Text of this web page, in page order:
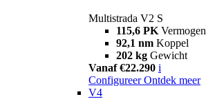
Multistrada V2 S
115,6 PK Vermogen
92,1 nm Koppel
202 kg Gewicht
Vanaf €22.290 i
Configureer Ontdek meer
V4